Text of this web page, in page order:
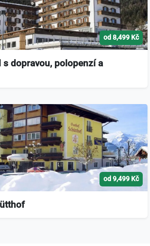
od 8,499 Kč
s dopravou, polopenzí a
od 9,499 Kč